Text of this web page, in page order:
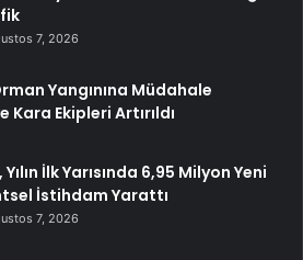
7, 2026
Yangınına Müdahale
Ekipleri Artırıldı
Yılın İlk Yarısında 6,95 Milyon Yeni
İstihdam Yarattı
7, 2026